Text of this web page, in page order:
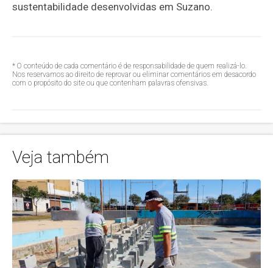
sustentabilidade desenvolvidas em Suzano.
* O conteúdo de cada comentário é de responsabilidade de quem realizá-lo.
Nos reservamos ao direito de reprovar ou eliminar comentários em desacordo
com o propósito do site ou que contenham palavras ofensivas.
Veja também